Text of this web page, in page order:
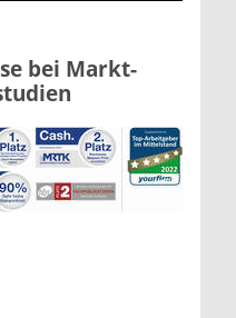
bei Markt-